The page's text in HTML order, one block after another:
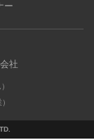
ー
社